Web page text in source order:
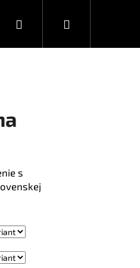
KOLEKCIA JAR/LETO 2025
PrihlásenieNákupný
s
Nasledujúce